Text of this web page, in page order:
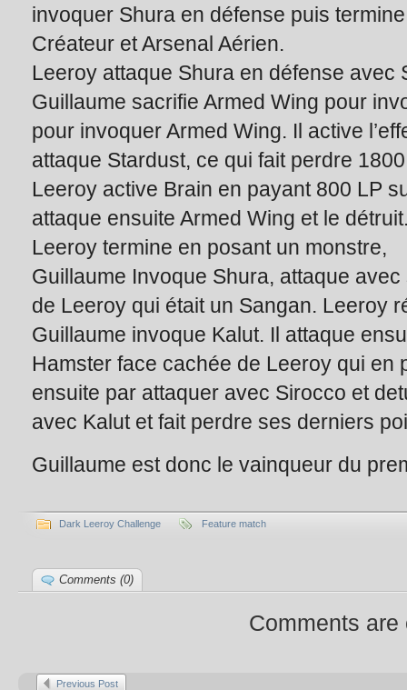
invoquer Shura en défense puis
Créateur et Arsenal Aérien.
Leeroy attaque Shura en défense avec
Guillaume sacrifie Armed Wing pour
pour invoquer Armed Wing. Il active
attaque Stardust, ce qui fait perdre
Leeroy active Brain en payant 800 LP
attaque ensuite Armed Wing et le
Leeroy termine en posant un monstre,
Guillaume Invoque Shura, attaque
de Leeroy qui était un Sangan. Leeroy
Guillaume invoque Kalut. Il attaque
Hamster face cachée de Leeroy qui en
ensuite par attaquer avec Sirocco et
avec Kalut et fait perdre ses derniers
Guillaume est donc le vainqueur du
Dark Leeroy Challenge Feature match
Comments (0)
Comments are
Previous Post